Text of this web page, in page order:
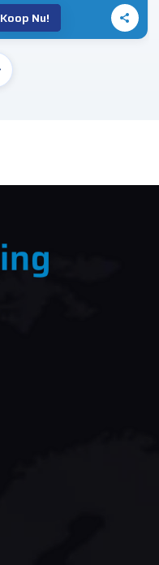
Koop Nu!